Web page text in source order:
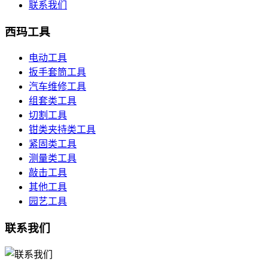
联系我们
西玛工具
电动工具
扳手套筒工具
汽车维修工具
组套类工具
切割工具
钳类夹持类工具
紧固类工具
测量类工具
敲击工具
其他工具
园艺工具
联系我们